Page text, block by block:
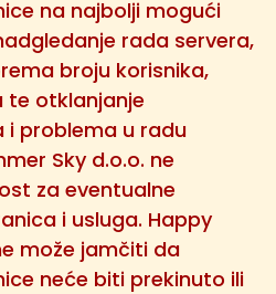
na najbolji mogući
rada servera,
broju korisnika,
te otklanjanje
i problema u radu
Sky d.o.o. ne
za eventualne
i usluga. Happy
može jamčiti da
neće biti prekinuto ili